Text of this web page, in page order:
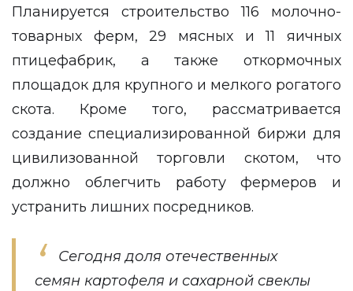
Планируется строительство 116 молочно-
товарных ферм, 29 мясных и 11 яичных
птицефабрик, а также откормочных
площадок для крупного и мелкого рогатого
скота. Кроме того, рассматривается
создание специализированной биржи для
цивилизованной торговли скотом, что
должно облегчить работу фермеров и
устранить лишних посредников.
Сегодня доля отечественных
семян картофеля и сахарной свеклы